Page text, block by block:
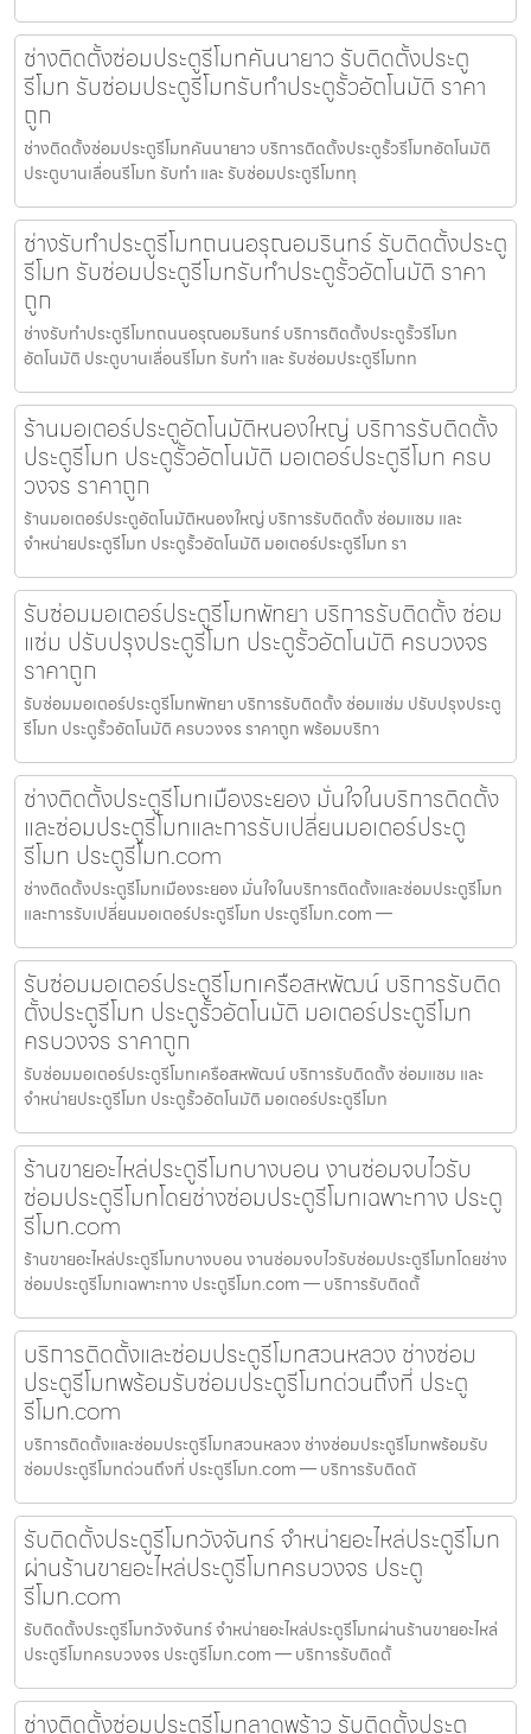
ช่างติดตั้งซ่อมประตูรีโมทคันนายาว รับติดตั้งประตู
รีโมท รับซ่อมประตูรีโมทรับทำประตูรั้วอัตโนมัติ ราคา
ถูก
ช่างติดตั้งซ่อมประตูรีโมทคันนายาว บริการติดตั้งประตูรั้วรีโมทอัตโนมัติ
ประตูบานเลื่อนรีโมท รับทำ และ รับซ่อมประตูรีโมททุ
ช่างรับทำประตูรีโมทถนนอรุณอมรินทร์ รับติดตั้งประตู
รีโมท รับซ่อมประตูรีโมทรับทำประตูรั้วอัตโนมัติ ราคา
ถูก
ช่างรับทำประตูรีโมทถนนอรุณอมรินทร์ บริการติดตั้งประตูรั้วรีโมท
อัตโนมัติ ประตูบานเลื่อนรีโมท รับทำ และ รับซ่อมประตูรีโมทท
ร้านมอเตอร์ประตูอัตโนมัติหนองใหญ่ บริการรับติดตั้ง
ประตูรีโมท ประตูรั้วอัตโนมัติ มอเตอร์ประตูรีโมท ครบ
วงจร ราคาถูก
ร้านมอเตอร์ประตูอัตโนมัติหนองใหญ่ บริการรับติดตั้ง ซ่อมแซม และ
จำหน่ายประตูรีโมท ประตูรั้วอัตโนมัติ มอเตอร์ประตูรีโมท รา
รับซ่อมมอเตอร์ประตูรีโมทพัทยา บริการรับติดตั้ง ซ่อม
แซ่ม ปรับปรุงประตูรีโมท ประตูรั้วอัตโนมัติ ครบวงจร
ราคาถูก
รับซ่อมมอเตอร์ประตูรีโมทพัทยา บริการรับติดตั้ง ซ่อมแซ่ม ปรับปรุงประตู
รีโมท ประตูรั้วอัตโนมัติ ครบวงจร ราคาถูก พร้อมบริกา
ช่างติดตั้งประตูรีโมทเมืองระยอง มั่นใจในบริการติดตั้ง
และซ่อมประตูรีโมทและการรับเปลี่ยนมอเตอร์ประตู
รีโมท ประตูรีโมท.com
ช่างติดตั้งประตูรีโมทเมืองระยอง มั่นใจในบริการติดตั้งและซ่อมประตูรีโมท
และการรับเปลี่ยนมอเตอร์ประตูรีโมท ประตูรีโมท.com —
รับซ่อมมอเตอร์ประตูรีโมทเครือสหพัฒน์ บริการรับติด
ตั้งประตูรีโมท ประตูรั้วอัตโนมัติ มอเตอร์ประตูรีโมท
ครบวงจร ราคาถูก
รับซ่อมมอเตอร์ประตูรีโมทเครือสหพัฒน์ บริการรับติดตั้ง ซ่อมแซม และ
จำหน่ายประตูรีโมท ประตูรั้วอัตโนมัติ มอเตอร์ประตูรีโมท
ร้านขายอะไหล่ประตูรีโมทบางบอน งานซ่อมจบไวรับ
ซ่อมประตูรีโมทโดยช่างซ่อมประตูรีโมทเฉพาะทาง ประตู
รีโมท.com
ร้านขายอะไหล่ประตูรีโมทบางบอน งานซ่อมจบไวรับซ่อมประตูรีโมทโดยช่าง
ซ่อมประตูรีโมทเฉพาะทาง ประตูรีโมท.com — บริการรับติดตั้
บริการติดตั้งและซ่อมประตูรีโมทสวนหลวง ช่างซ่อม
ประตูรีโมทพร้อมรับซ่อมประตูรีโมทด่วนถึงที่ ประตู
รีโมท.com
บริการติดตั้งและซ่อมประตูรีโมทสวนหลวง ช่างซ่อมประตูรีโมทพร้อมรับ
ซ่อมประตูรีโมทด่วนถึงที่ ประตูรีโมท.com — บริการรับติดตั
รับติดตั้งประตูรีโมทวังจันทร์ จำหน่ายอะไหล่ประตูรีโมท
ผ่านร้านขายอะไหล่ประตูรีโมทครบวงจร ประตู
รีโมท.com
รับติดตั้งประตูรีโมทวังจันทร์ จำหน่ายอะไหล่ประตูรีโมทผ่านร้านขายอะไหล่
ประตูรีโมทครบวงจร ประตูรีโมท.com — บริการรับติดตั้
ช่างติดตั้งซ่อมประตูรีโมทลาดพร้าว รับติดตั้งประตู